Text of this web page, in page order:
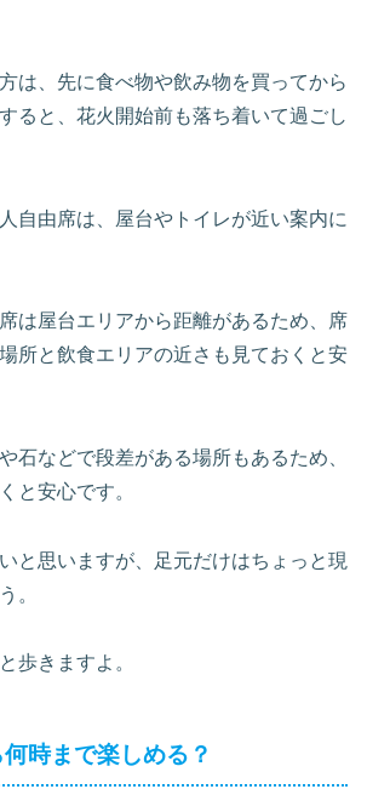
は、先に食べ物や飲み物を買ってから
ると、花火開始前も落ち着いて過ごし
自由席は、屋台やトイレが近い案内に
は屋台エリアから距離があるため、席
所と飲食エリアの近さも見ておくと安
石などで段差がある場所もあるため、
と安心です。
と思いますが、足元だけはちょっと現
。
歩きますよ。
時まで楽しめる？